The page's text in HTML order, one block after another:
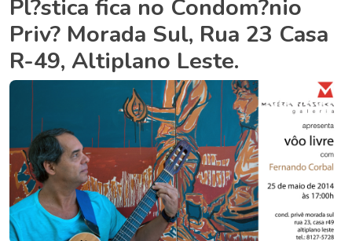
Pl?stica fica no Condom?nio
Priv? Morada Sul, Rua 23 Casa
R-49, Altiplano Leste.